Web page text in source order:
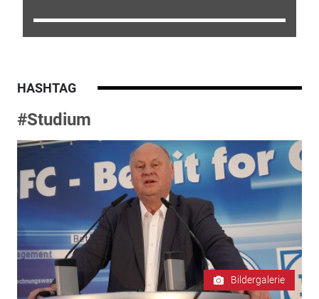
HASHTAG
#Studium
Bildergalerie